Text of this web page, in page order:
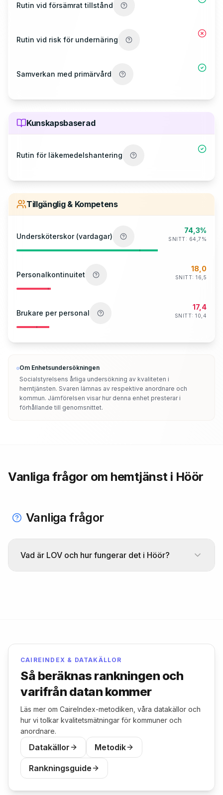
Rutin vid försämrat tillstånd
Rutin vid risk för undernäring
Samverkan med primärvård
Kunskapsbaserad
Rutin för läkemedelshantering
Tillgänglig & Kompetens
Undersköterskor (vardagar)
74,3%
SNITT: 64,7 %
Personalkontinuitet
18,0
SNITT: 16,5
Brukare per personal
17,4
SNITT: 10,4
Om Enhetsundersökningen
Socialstyrelsens årliga undersökning av kvaliteten i
hemtjänsten. Svaren lämnas av respektive anordnare och
kommun. Jämförelsen visar hur denna enhet presterar i
förhållande till genomsnittet.
Vanliga frågor om hemtjänst i Höör
Vanliga frågor
Vad är LOV och hur fungerar det i Höör?
CAIREINDEX & DATAKÄLLOR
Så beräknas rankningen och
varifrån datan kommer
Läs mer om CaireIndex-metodiken, våra datakällor och
hur vi tolkar kvalitetsmätningar för kommuner och
anordnare.
Datakällor Metodik
Rankningsguide